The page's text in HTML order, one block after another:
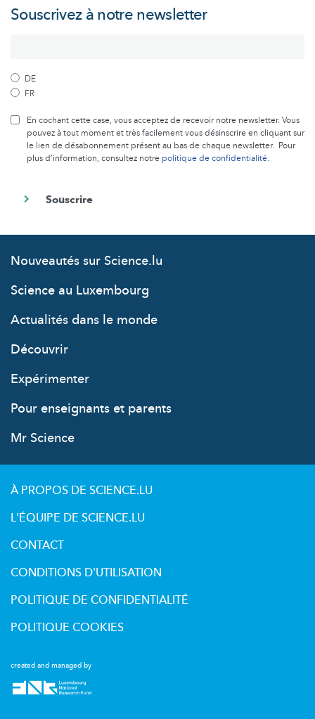
Souscrivez à notre newsletter
DE
FR
En cochant cette case, vous acceptez de recevoir notre newsletter. Vous
pouvez à tout moment et très facilement vous désinscrire en cliquant sur
le lien de désabonnement présent au bas de chaque newsletter. Pour
plus d’information, consultez notre politique de confidentialité.
Nouveautés sur Science.lu
Science au Luxembourg
Actualités dans le monde
Découvrir
Expérimenter
Pour enseignants et parents
Mr Science
created and managed by
À PROPOS DE SCIENCE.LU
L'ÉQUIPE DE SCIENCE.LU
CONTACT
CONDITIONS D'UTILISATION
POLITIQUE DE CONFIDENTIALITÉ
POLITIQUE COOKIES